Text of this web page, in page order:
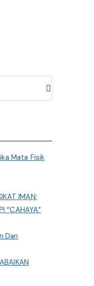
Mata Fisik
IMAN:
“CAHAYA”
Dan